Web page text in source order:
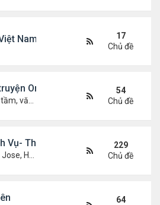
Nam Online
17
Chủ đề
Online
54
Chủ đề
Vụ- Thuê Nhà
229
Chủ đề
64